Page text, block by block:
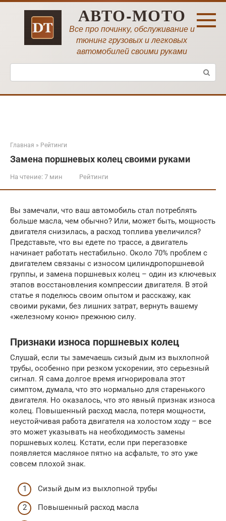
Перейти
АВТО-МОТО
Все про починку, обслуживание и
тюнинг грузовых и легковых
автомобилей своими руками
Поиск:
Главная » Рейтинги
Замена поршневых колец своими руками
На чтение: 7 мин Рейтинги
Вы замечали, что ваш автомобиль стал потреблять
больше масла, чем обычно? Или, может быть, мощность
двигателя снизилась, а расход топлива увеличился?
Представьте, что вы едете по трассе, а двигатель
начинает работать нестабильно. Около 70% проблем с
двигателем связаны с износом цилиндропоршневой
группы, и замена поршневых колец – один из ключевых
этапов восстановления компрессии двигателя. В этой
статье я поделюсь своим опытом и расскажу, как
своими руками, без лишних затрат, вернуть вашему
«железному коню» прежнюю силу.
Признаки износа поршневых колец
Слушай, если ты замечаешь сизый дым из выхлопной
трубы, особенно при резком ускорении, это серьезный
сигнал. Я сама долгое время игнорировала этот
симптом, думала, что это нормально для старенького
двигателя. Но оказалось, что это явный признак износа
колец. Повышенный расход масла, потеря мощности,
неустойчивая работа двигателя на холостом ходу – все
это может указывать на необходимость замены
поршневых колец. Кстати, если при перегазовке
появляется масляное пятно на асфальте, то это уже
совсем плохой знак.
Сизый дым из выхлопной трубы
Повышенный расход масла